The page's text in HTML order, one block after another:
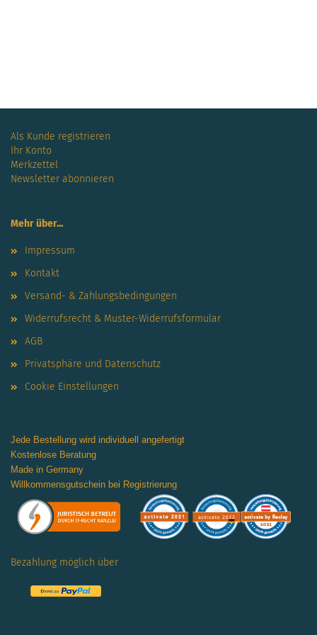
Als Kunde registrieren
Ihr Konto
Merkzettel
Newsletter abonnieren
Mehr über...
Impressum
Kontakt
Versand- & Zahlungsbedingungen
Widerrufsrecht & Muster-Widerrufsformular
AGB
Privatsphäre und Datenschutz
Cookie Einstellungen
Jede Bestellung wird individuell angefertigt
Kostenlose Beratung
Made in Germany
Willkommensgutschein bei Registrierung
Bezahlung möglich über